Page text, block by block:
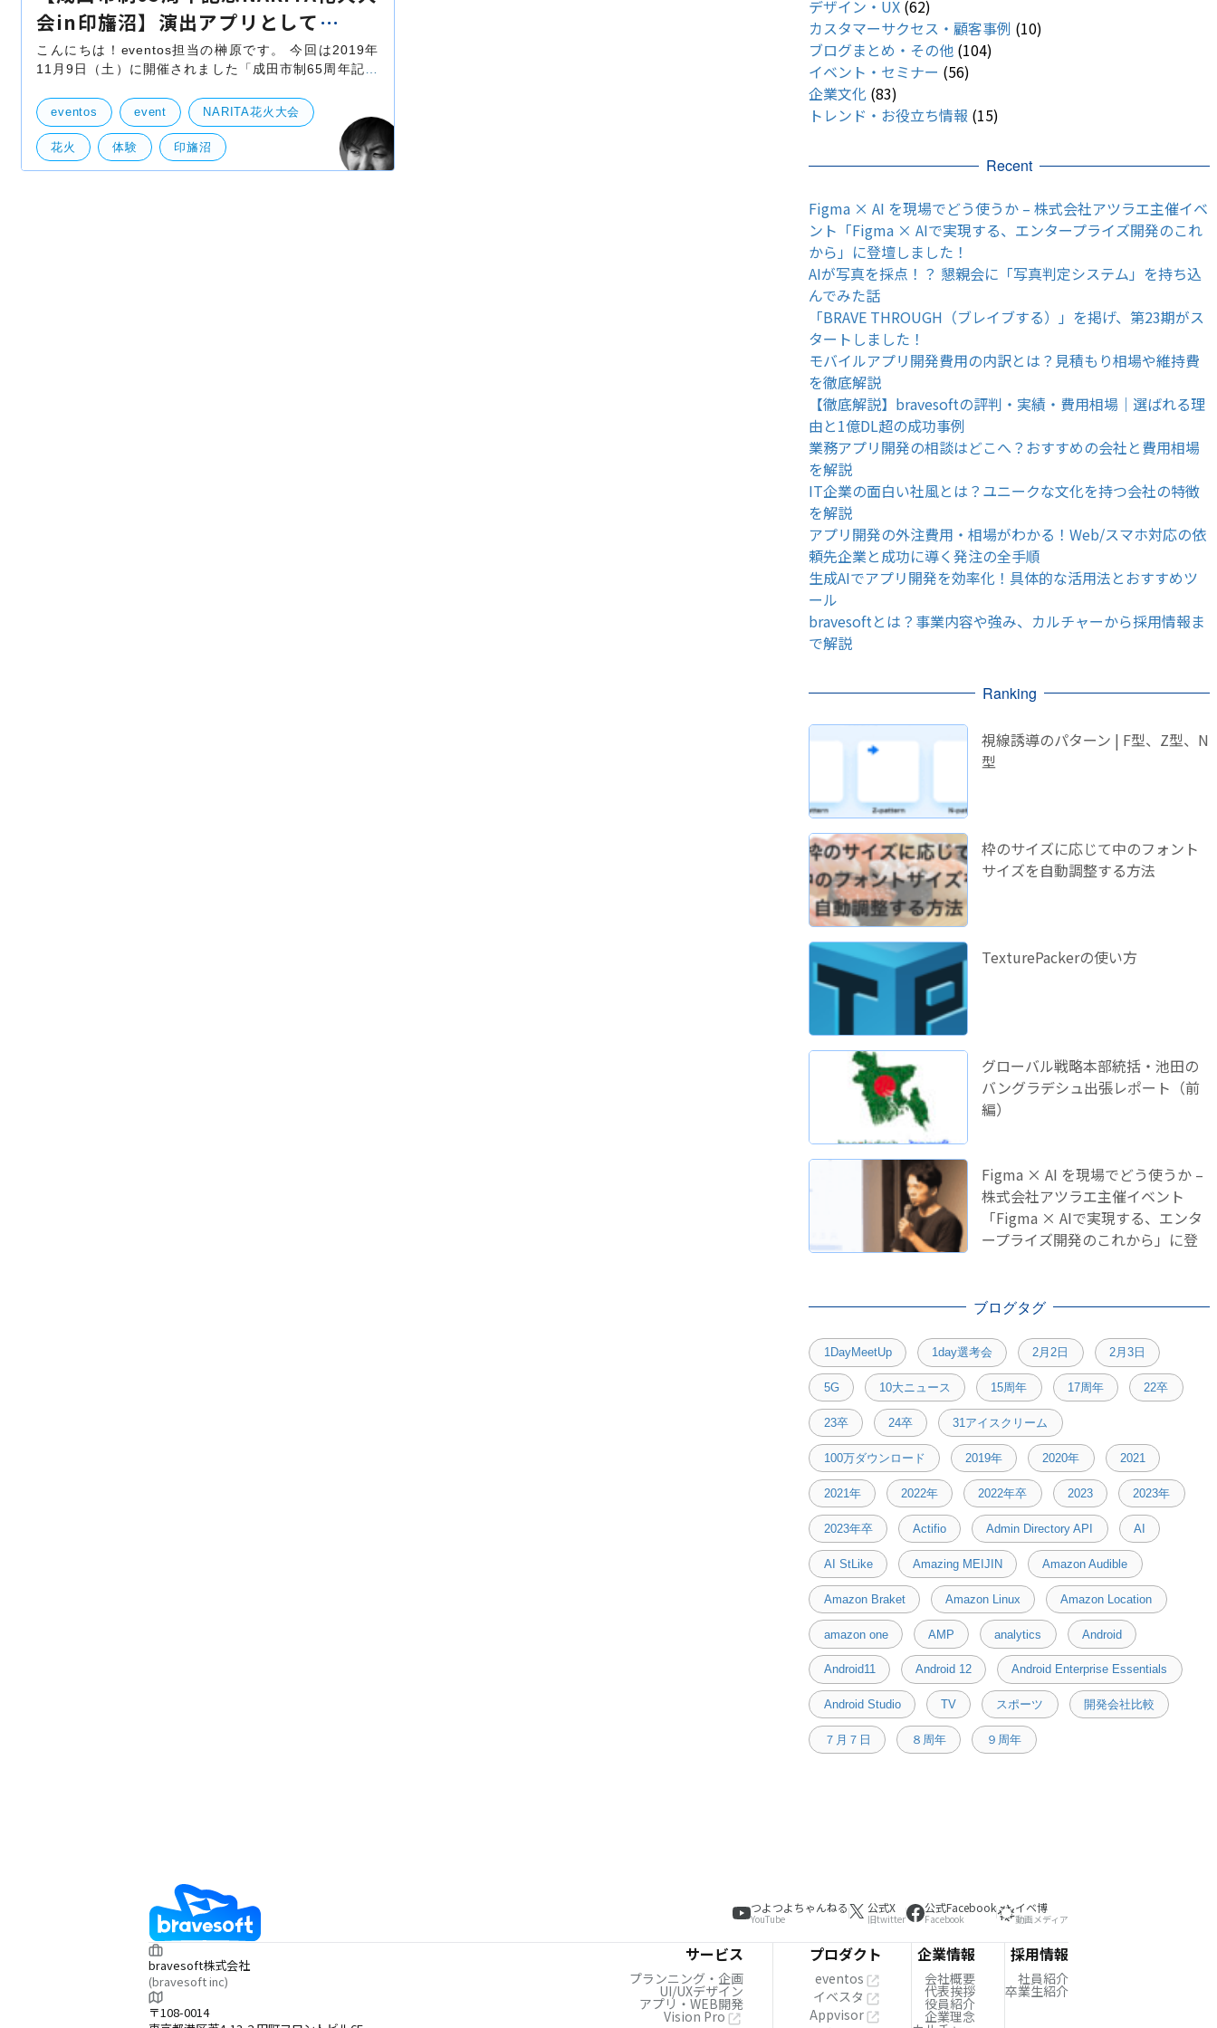
会in印旛沼】演出アプリとして
eventosが採用！
こんにちは！eventos担当の榊原です。 今回は2019年
11月9日（土）に開催されました「成田市制65周年記念
が採用されましたのでこちらの情報をお届けしようと思
い
eventos event NARITA花火大会
花火 体験 印旛沼
デザイン・UX (62)
カスタマーサクセス・顧客事例 (10)
ブログまとめ・その他 (104)
イベント・セミナー (56)
企業文化 (83)
トレンド・お役立ち情報 (15)
Recent
Figma × AI を現場でどう使うか – 株式会社アツラエ主催イベ
ント「Figma × AIで実現する、エンタープライズ開発のこれ
から」に登壇しました！
AIが写真を採点！？ 懇親会に「写真判定システム」を持ち込
んでみた話
「BRAVE THROUGH（ブレイブする）」を掲げ、第23期がス
タートしました！
モバイルアプリ開発費用の内訳とは？見積もり相場や維持費
を徹底解説
【徹底解説】bravesoftの評判・実績・費用相場｜選ばれる理
由と1億DL超の成功事例
業務アプリ開発の相談はどこへ？おすすめの会社と費用相場
を解説
IT企業の面白い社風とは？ユニークな文化を持つ会社の特徴
を解説
アプリ開発の外注費用・相場がわかる！Web/スマホ対応の依
頼先企業と成功に導く発注の全手順
生成AIでアプリ開発を効率化！具体的な活用法とおすすめツ
ール
bravesoftとは？事業内容や強み、カルチャーから採用情報ま
で解説
Ranking
視線誘導のパターン | F型、Z型、N
型
枠のサイズに応じて中のフォント
サイズを自動調整する方法
TexturePackerの使い方
グローバル戦略本部統括・池田の
バングラデシュ出張レポート（前
編）
Figma × AI を現場でどう使うか –
株式会社アツラエ主催イベント
「Figma × AIで実現する、エンタ
ープライズ開発のこれから」に登
ブログタグ
1DayMeetUp 1day選考会 2月2日 2月3日
5G 10大ニュース 15周年 17周年 22卒
23卒 24卒 31アイスクリーム
100万ダウンロード 2019年 2020年 2021
2021年 2022年 2022年卒 2023 2023年
2023年卒 Actifio Admin Directory API AI
AI StLike Amazing MEIJIN Amazon Audible
Amazon Braket Amazon Linux Amazon Location
amazon one AMP analytics Android
Android11 Android 12 Android Enterprise Essentials
Android Studio TV スポーツ 開発会社比較
７月７日 ８周年 ９周年
つよつよちゃんねる
YouTube
公式X
旧twitter
公式Facebook
Facebook
イベ博
動画メディア
bravesoft株式会社
(bravesoft inc)
〒108-0014
サービス
プランニング・企画
UI/UXデザイン
アプリ・WEB開発
Vision Pro
プロダクト
eventos
イベスタ
Appvisor
企業情報
会社概要
代表挨拶
役員紹介
企業理念
採用情報
社員紹介
卒業生紹介